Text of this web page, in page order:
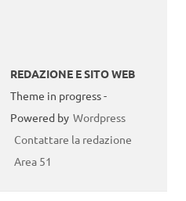
REDAZIONE E SITO WEB
Theme in progress -
Powered by Wordpress
Contattare la redazione
Area 51